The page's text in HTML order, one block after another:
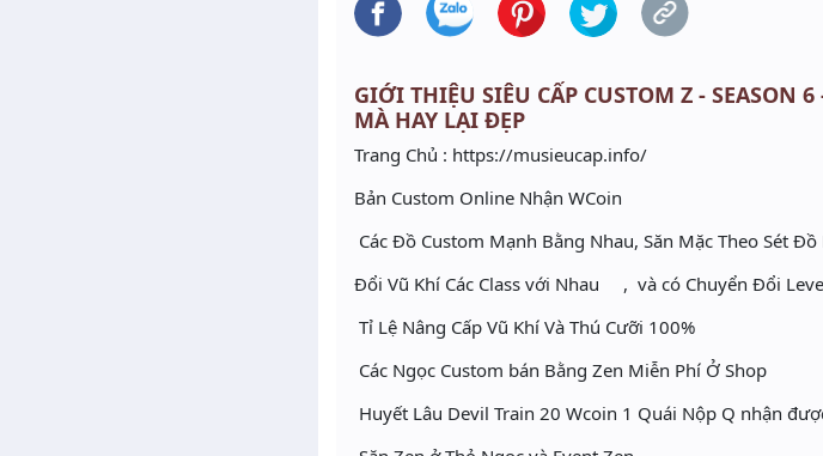
GIỚI THIỆU SIÊU CẤP CUSTOM Z - SEASON
MÀ HAY LẠI ĐẸP
Trang Chủ : https://musieucap.info/
Bản Custom Online Nhận WCoin
Các Đồ Custom Mạnh Bằng Nhau, Săn Mặc Theo Sét
Đổi Vũ Khí Các Class với Nhau , và có Chuyển Đổi
Tỉ Lệ Nâng Cấp Vũ Khí Và Thú Cưỡi 100%
Các Ngọc Custom bán Bằng Zen Miễn Phí Ở Shop
Huyết Lâu Devil Train 20 Wcoin 1 Quái Nộp Q nhận